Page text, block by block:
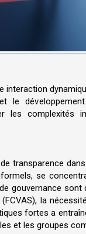
interaction
le
les complexités
transparence
se
gouvernance sont
la
fortes a
et les groupes